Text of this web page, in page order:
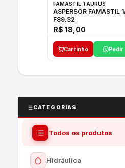
FAMASTIL TAURUS
ASPERSOR FAMASTIL 1/2"
F89.32
R$ 18,00
Carrinho Pedir
CATEGORIAS
Todos os produtos
Hidráulica